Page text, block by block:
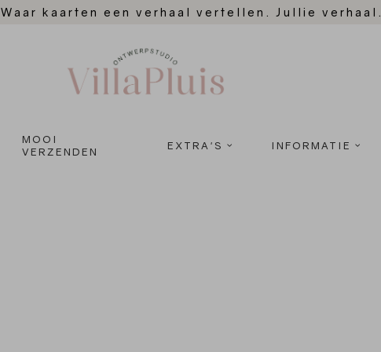
Waar kaarten een verhaal vertellen. Jullie verhaal.
MOOI
VERZENDEN
EXTRA'S INFORMATIE